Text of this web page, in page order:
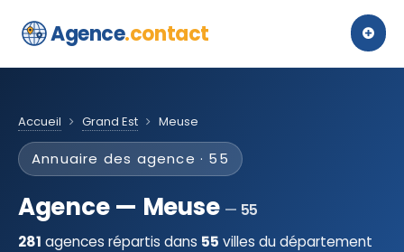
Agence.contact
Accueil Grand Est Meuse
Annuaire des agence · 55
Agence — Meuse
55
281 agences répartis dans 55 villes du département